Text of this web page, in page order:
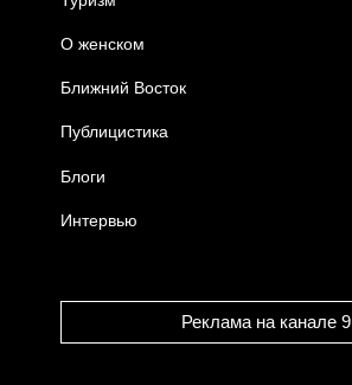
О женском
Ближний Восток
Публицистика
Блоги
Интервью
Реклама на канале 9